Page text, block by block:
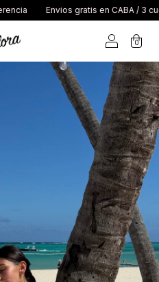
Envios gratis en CABA / 3 cuotas sin
0